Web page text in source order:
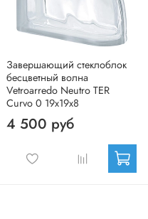
Завершающий стеклоблок
бесцветный волна
Vetroarredo Neutro TER
Curvo 0 19x19x8
4 500 руб